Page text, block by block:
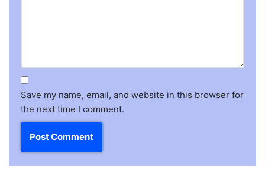
Save my name, email, and website in this browser for
the next time I comment.